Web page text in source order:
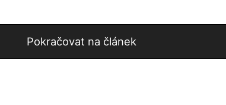
Pokračovat na článek